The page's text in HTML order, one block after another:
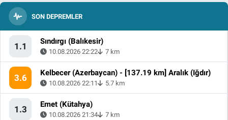
SON DEPREMLER
1.1 Sındırgı (Balıkesir)
10.08.2026 22:22 7 km
3.6 Kelbecer (Azerbaycan) - [137.19 km] Aralık (Iğdır)
10.08.2026 22:11 5.7 km
1.3 Emet (Kütahya)
10.08.2026 21:34 7 km